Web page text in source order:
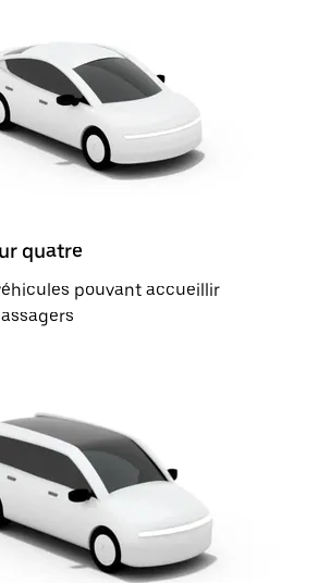
quatre
pouvant accueillir